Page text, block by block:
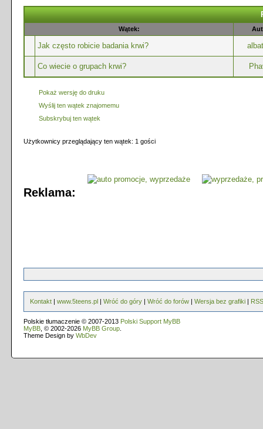
Wątek:
Jak często robicie badania krwi?
Co wiecie o grupach krwi?
Pokaż wersję do druku
Wyślij ten wątek znajomemu
Subskrybuj ten wątek
Użytkownicy przeglądający ten wątek: 1 gości
Reklama:
Kontakt | www.5teens.pl | Wróć do góry | Wróć do forów | Wersja bez grafiki | RSS
Polskie tłumaczenie © 2007-2013 Polski Support MyBB
MyBB , © 2002-2026 MyBB Group
Theme Design by WbDev